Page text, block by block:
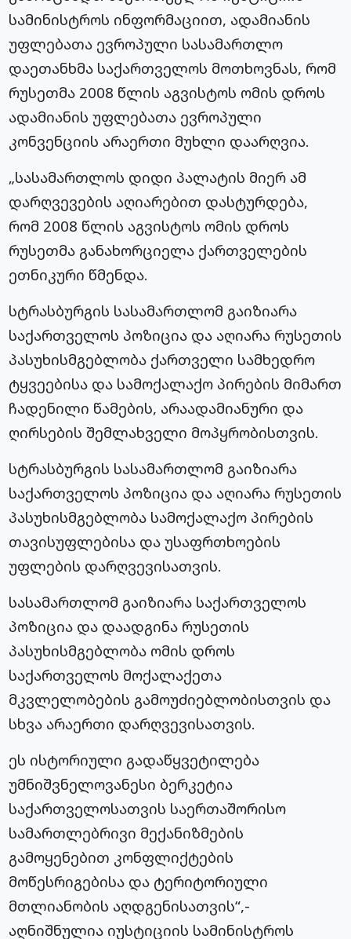
სამინისტროს ინფორმაციით, ადამიანის
უფლებათა ევროპული სასამართლო
დაეთანხმა საქართველოს მოთხოვნას, რომ
რუსეთმა 2008 წლის აგვისტოს ომის დროს
ადამიანის უფლებათა ევროპული
კონვენციის არაერთი მუხლი დაარღვია.
„სასამართლოს დიდი პალატის მიერ ამ
დარღვევების აღიარებით დასტურდება,
რომ 2008 წლის აგვისტოს ომის დროს
რუსეთმა განახორციელა ქართველების
ეთნიკური წმენდა.
სტრასბურგის სასამართლომ გაიზიარა
საქართველოს პოზიცია და აღიარა რუსეთის
პასუხისმგებლობა ქართველი სამხედრო
ტყვეებისა და სამოქალაქო პირების მიმართ
ჩადენილი წამების, არაადამიანური და
ღირსების შემლახველი მოპყრობისთვის.
სტრასბურგის სასამართლომ გაიზიარა
საქართველოს პოზიცია და აღიარა რუსეთის
პასუხისმგებლობა სამოქალაქო პირების
თავისუფლებისა და უსაფრთხოების
უფლების დარღვევისათვის.
სასამართლომ გაიზიარა საქართველოს
პოზიცია და დაადგინა რუსეთის
პასუხისმგებლობა ომის დროს
საქართველოს მოქალაქეთა
მკვლელობების გამოუძიებლობისთვის და
სხვა არაერთი დარღვევისათვის.
ეს ისტორიული გადაწყვეტილება
უმნიშვნელოვანესი ბერკეტია
საქართველოსათვის საერთაშორისო
სამართლებრივი მექანიზმების
გამოყენებით კონფლიქტების
მოწესრიგებისა და ტერიტორიული
მთლიანობის აღდგენისათვის“,-
აღნიშნულია იუსტიციის სამინისტროს